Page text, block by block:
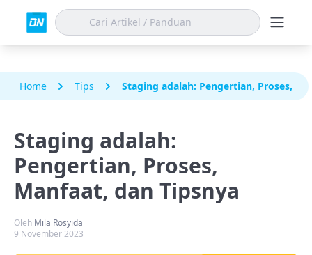
Home Tips Staging adalah: Pengertian, Proses,
Staging adalah:
Pengertian, Proses,
Manfaat, dan Tipsnya
Oleh Mila Rosyida
9 November 2023